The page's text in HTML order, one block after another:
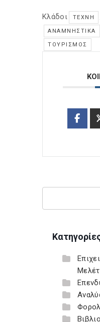
Κλάδοι ΤΈΧΝΗ
ΑΝΑΜΝΗΣΤΙΚΆ
ΤΟΥΡΙΣΜΌΣ